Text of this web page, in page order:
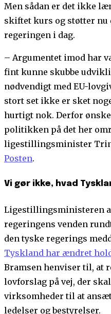
Men sådan er det ikke
skiftet kurs og støtter nu
regeringen i dag.
– Argumentet imod har
fint kunne skubbe
nødvendigt med EU-
stort set ikke er sket
hurtigt nok. Derfor
politikken på det her
ligestillingsminister
Posten.
Vi gør ikke, hvad
Ligestillingsministeren
regeringens venden
den tyske regerings
Tyskland har ændret
Bramsen henviser til, at
lovforslag på vej, der
virksomheder til at
ledelser og bestyrelser.